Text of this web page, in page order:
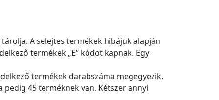
A selejtes termékek hibájuk alapján
termékek „E” kódot kapnak. Egy
termékek darabszáma megegyezik.
pedig 45 terméknek van. Kétszer annyi